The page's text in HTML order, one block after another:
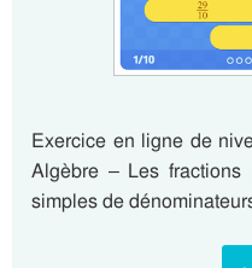
Exercice en ligne de
Algèbre – Les
simples de